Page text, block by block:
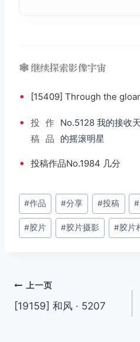
🕸️ 继续探索影像宇宙
• [15409] Through the
•
投
稿
作
品
No.5128 我的接收
的摇滚明星
• 投稿作品No.1984 几分
文
章
标
#作品 #分享 #投稿 #
#胶片 #胶片摄影 #胶片
文
章
上一页
[19159] 和风 · 5207